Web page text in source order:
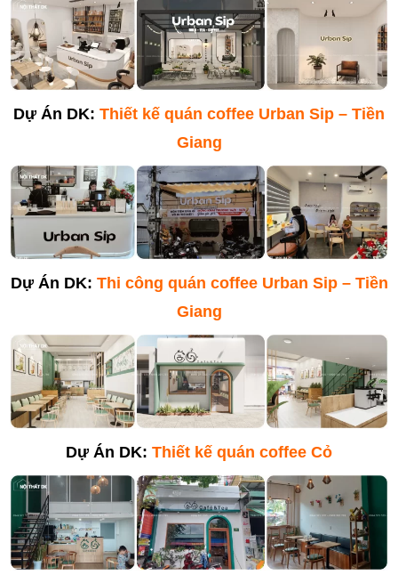
Dự Án DK: Thiết kế quán coffee Urban Sip – Tiền
Giang
Dự Án DK: Thi công quán coffee Urban Sip – Tiền
Giang
Dự Án DK: Thiết kế quán coffee Cỏ